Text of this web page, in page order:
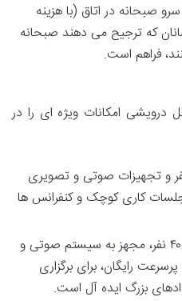
صبحانه در اتاق (با هزینه
که ترجیح می دهند صبحانه
فراهم است.
درویشی امکانات ویژه ای را در
ظرفیت ۳۰ نفر و تجهیزات صوتی و تصویری
کاری کوچک و کنفرانس ها
با ظرفیت ۴۰۰ نفر، مجهز به سیستم صوتی و
رایگان، برای برگزاری
بزرگ ایده آل است.